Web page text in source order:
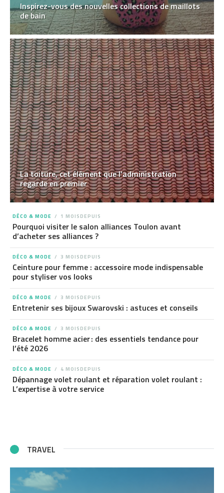
Inspirez-vous des nouvelles collections de maillots
de bain
La toiture, cet élément que l’administration
regarde en premier
DÉCO & MODE 1 MOISDEPUIS
Pourquoi visiter le salon alliances Toulon avant
d’acheter ses alliances ?
DÉCO & MODE 3 MOISDEPUIS
Ceinture pour femme : accessoire mode indispensable
pour styliser vos looks
DÉCO & MODE 3 MOISDEPUIS
Entretenir ses bijoux Swarovski : astuces et conseils
DÉCO & MODE 3 MOISDEPUIS
Bracelet homme acier : des essentiels tendance pour
l’été 2026
DÉCO & MODE 4 MOISDEPUIS
Dépannage volet roulant et réparation volet roulant :
L’expertise à votre service
TRAVEL